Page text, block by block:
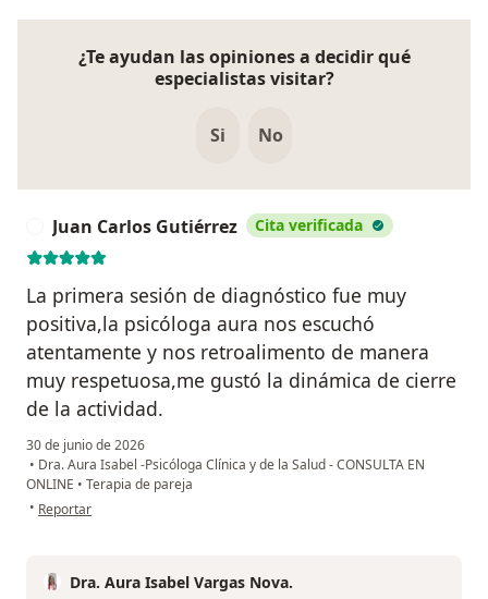
¿Te ayudan las opiniones a decidir qué
especialistas visitar?
Si No
Juan Carlos Gutiérrez Cita verificada
La primera sesión de diagnóstico fue muy
positiva,la psicóloga aura nos escuchó
atentamente y nos retroalimento de manera
muy respetuosa,me gustó la dinámica de cierre
de la actividad.
30 de junio de 2026
• Dra. Aura Isabel -Psicóloga Clínica y de la Salud - CONSULTA EN
ONLINE • Terapia de pareja
• en opinión del usuario Juan Carlos Gutiérrez
Reportar
Dra. Aura Isabel Vargas Nova.